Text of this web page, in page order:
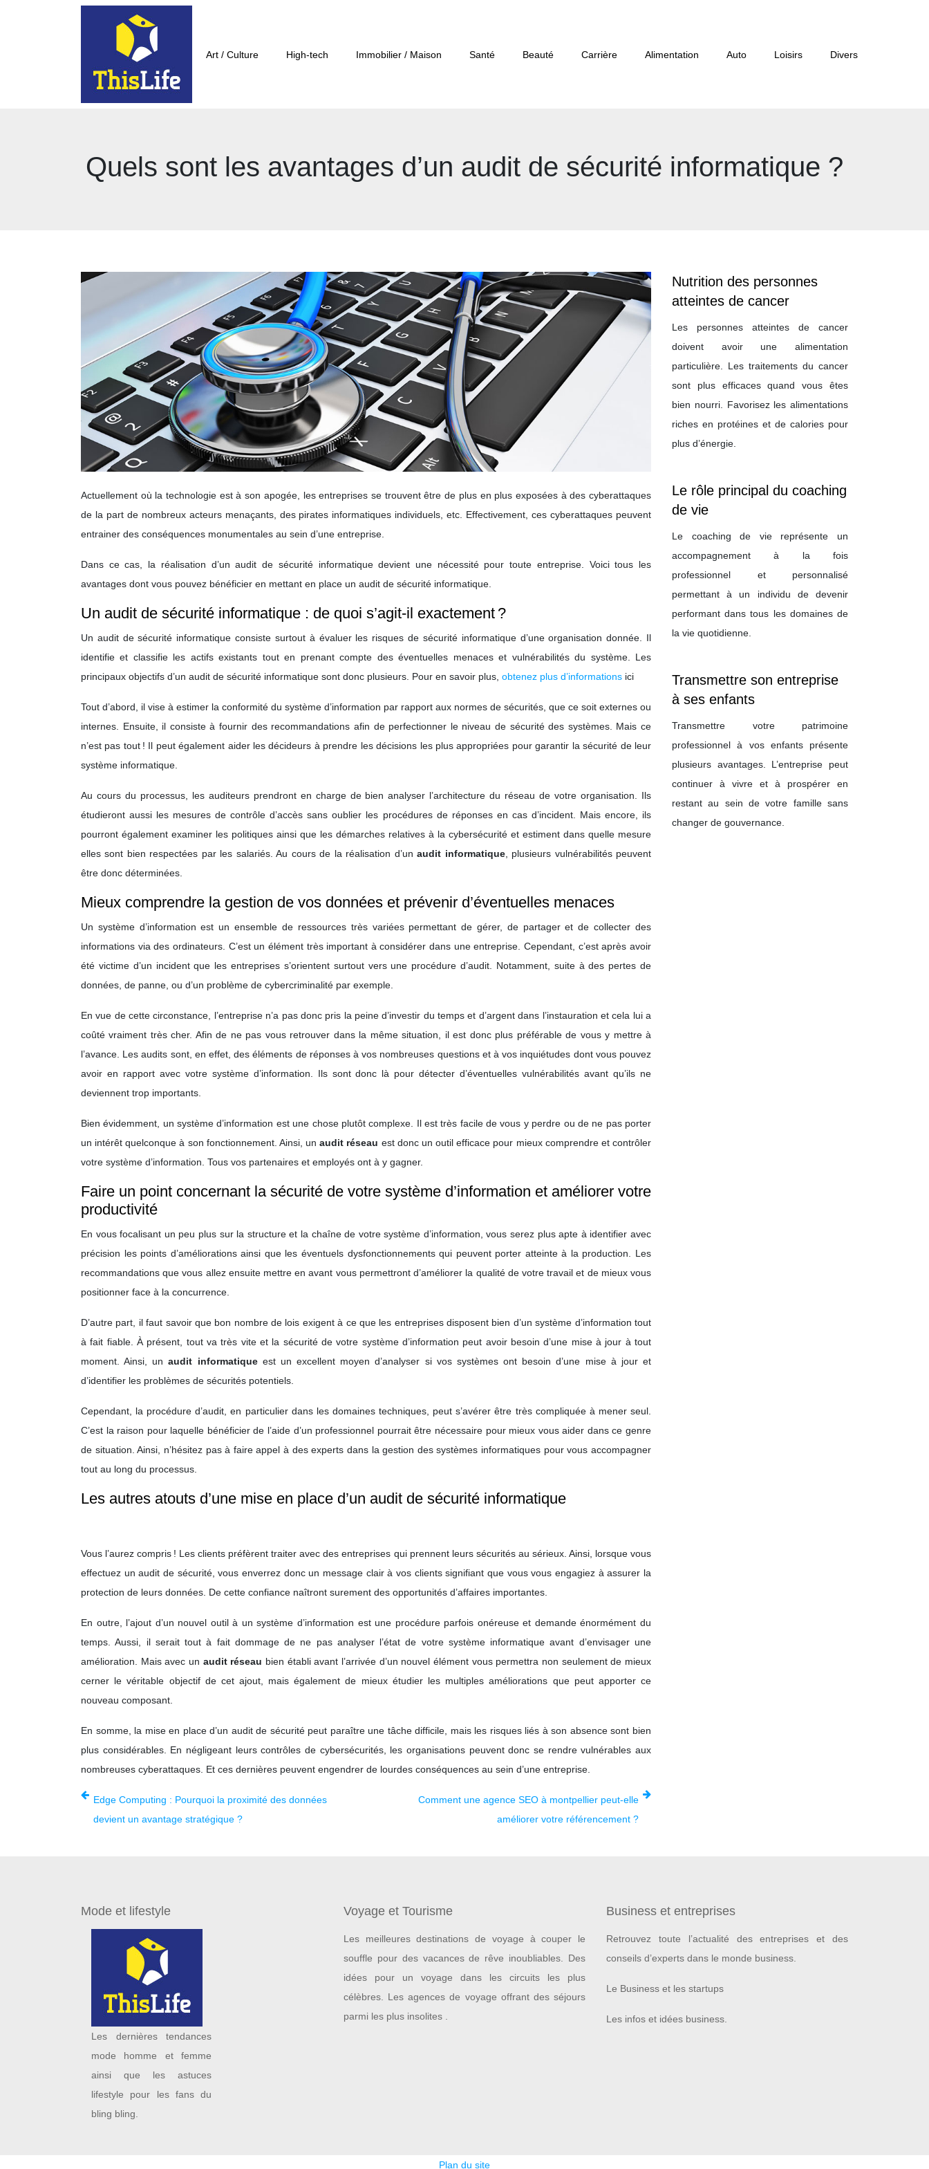
Art / Culture High-tech Immobilier / Maison Santé Beauté Carrière Alimentation Auto Loisirs Divers
Quels sont les avantages d’un audit de sécurité informatique ?
Actuellement où la technologie est à son apogée, les entreprises se trouvent être de plus en plus exposées à des cyberattaques
de la part de nombreux acteurs menaçants, des pirates informatiques individuels, etc. Effectivement, ces cyberattaques peuvent
entrainer des conséquences monumentales au sein d’une entreprise.
Dans ce cas, la réalisation d’un audit de sécurité informatique devient une nécessité pour toute entreprise. Voici tous les
avantages dont vous pouvez bénéficier en mettant en place un audit de sécurité informatique.
Un audit de sécurité informatique : de quoi s’agit-il exactement ?
Un audit de sécurité informatique consiste surtout à évaluer les risques de sécurité informatique d’une organisation donnée. Il
identifie et classifie les actifs existants tout en prenant compte des éventuelles menaces et vulnérabilités du système. Les
principaux objectifs d’un audit de sécurité informatique sont donc plusieurs. Pour en savoir plus, obtenez plus d’informations ici
Tout d’abord, il vise à estimer la conformité du système d’information par rapport aux normes de sécurités, que ce soit externes ou
internes. Ensuite, il consiste à fournir des recommandations afin de perfectionner le niveau de sécurité des systèmes. Mais ce
n’est pas tout ! Il peut également aider les décideurs à prendre les décisions les plus appropriées pour garantir la sécurité de leur
système informatique.
Au cours du processus, les auditeurs prendront en charge de bien analyser l’architecture du réseau de votre organisation. Ils
étudieront aussi les mesures de contrôle d’accès sans oublier les procédures de réponses en cas d’incident. Mais encore, ils
pourront également examiner les politiques ainsi que les démarches relatives à la cybersécurité et estiment dans quelle mesure
elles sont bien respectées par les salariés. Au cours de la réalisation d’unaudit informatique, plusieurs vulnérabilités peuvent
être donc déterminées.
Mieux comprendre la gestion de vos données et prévenir d’éventuelles menaces
Un système d’information est un ensemble de ressources très variées permettant de gérer, de partager et de collecter des
informations via des ordinateurs. C’est un élément très important à considérer dans une entreprise. Cependant, c’est après avoir
été victime d’un incident que les entreprises s’orientent surtout vers une procédure d’audit. Notamment, suite à des pertes de
données, de panne, ou d’un problème de cybercriminalité par exemple.
En vue de cette circonstance, l’entreprise n’a pas donc pris la peine d’investir du temps et d’argent dans l’instauration et cela lui a
coûté vraiment très cher. Afin de ne pas vous retrouver dans la même situation, il est donc plus préférable de vous y mettre à
l’avance. Les audits sont, en effet, des éléments de réponses à vos nombreuses questions et à vos inquiétudes dont vous pouvez
avoir en rapport avec votre système d’information. Ils sont donc là pour détecter d’éventuelles vulnérabilités avant qu’ils ne
deviennent trop importants.
Bien évidemment, un système d’information est une chose plutôt complexe. Il est très facile de vous y perdre ou de ne pas porter
un intérêt quelconque à son fonctionnement. Ainsi, unaudit réseau est donc un outil efficace pour mieux comprendre et contrôler
votre système d’information. Tous vos partenaires et employés ont à y gagner.
Faire un point concernant la sécurité de votre système d’information et améliorer votre
productivité
En vous focalisant un peu plus sur la structure et la chaîne de votre système d’information, vous serez plus apte à identifier avec
précision les points d’améliorations ainsi que les éventuels dysfonctionnements qui peuvent porter atteinte à la production. Les
recommandations que vous allez ensuite mettre en avant vous permettront d’améliorer la qualité de votre travail et de mieux vous
positionner face à la concurrence.
D’autre part, il faut savoir que bon nombre de lois exigent à ce que les entreprises disposent bien d’un système d’information tout
à fait fiable. À présent, tout va très vite et la sécurité de votre système d’information peut avoir besoin d’une mise à jour à tout
moment. Ainsi, unaudit informatiqueest un excellent moyen d’analyser si vos systèmes ont besoin d’une mise à jour et
d’identifier les problèmes de sécurités potentiels.
Cependant, la procédure d’audit, en particulier dans les domaines techniques, peut s’avérer être très compliquée à mener seul.
C’est la raison pour laquelle bénéficier de l’aide d’un professionnel pourrait être nécessaire pour mieux vous aider dans ce genre
de situation. Ainsi, n’hésitez pas à faire appel à des experts dans la gestion des systèmes informatiques pour vous accompagner
tout au long du processus.
Les autres atouts d’une mise en place d’un audit de sécurité informatique
Vous l’aurez compris ! Les clients préfèrent traiter avec des entreprises qui prennent leurs sécurités au sérieux. Ainsi, lorsque vous
effectuez un audit de sécurité, vous enverrez donc un message clair à vos clients signifiant que vous vous engagiez à assurer la
protection de leurs données. De cette confiance naîtront surement des opportunités d’affaires importantes.
En outre, l’ajout d’un nouvel outil à un système d’information est une procédure parfois onéreuse et demande énormément du
temps. Aussi, il serait tout à fait dommage de ne pas analyser l’état de votre système informatique avant d’envisager une
amélioration. Mais avec un audit réseau bien établi avant l’arrivée d’un nouvel élément vous permettra non seulement de mieux
cerner le véritable objectif de cet ajout, mais également de mieux étudier les multiples améliorations que peut apporter ce
nouveau composant.
En somme, la mise en place d’un audit de sécurité peut paraître une tâche difficile, mais les risques liés à son absence sont bien
plus considérables. En négligeant leurs contrôles de cybersécurités, les organisations peuvent donc se rendre vulnérables aux
nombreuses cyberattaques. Et ces dernières peuvent engendrer de lourdes conséquences au sein d’une entreprise.
Edge Computing : Pourquoi la proximité des données
devient un avantage stratégique ?
Comment une agence SEO à montpellier peut-elle
améliorer votre référencement ?
Nutrition des personnes
atteintes de cancer
Les personnes atteintes de cancer
doivent avoir une alimentation
particulière. Les traitements du cancer
sont plus efficaces quand vous êtes
bien nourri. Favorisez les alimentations
riches en protéines et de calories pour
plus d’énergie.
Le rôle principal du coaching
de vie
Le coaching de vie représente un
accompagnement à la fois
professionnel et personnalisé
permettant à un individu de devenir
performant dans tous les domaines de
la vie quotidienne.
Transmettre son entreprise
à ses enfants
Transmettre votre patrimoine
professionnel à vos enfants présente
plusieurs avantages. L’entreprise peut
continuer à vivre et à prospérer en
restant au sein de votre famille sans
changer de gouvernance.
Mode et lifestyle
Les dernières tendances
mode homme et femme
ainsi que les astuces
lifestyle pour les fans du
bling bling.
Voyage et Tourisme
Les meilleures destinations de voyage à couper le
souffle pour des vacances de rêve inoubliables. Des
idées pour un voyage dans les circuits les plus
célèbres. Les agences de voyage offrant des séjours
parmi les plus insolites .
Business et entreprises
Retrouvez toute l’actualité des entreprises et des
conseils d’experts dans le monde business.
Le Business et les startups
Les infos et idées business.
Plan du site